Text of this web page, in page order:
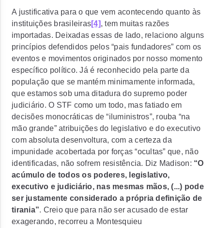
A justificativa para o que vem acontecendo quanto às
instituições brasileiras[4], tem muitas razões
importadas. Deixadas essas de lado, relaciono alguns
princípios defendidos pelos “pais fundadores” com os
eventos e movimentos originados por nosso momento
específico político. Já é reconhecido pela parte da
população que se mantém minimamente informada,
que estamos sob uma ditadura do supremo poder
judiciário. O STF como um todo, mas fatiado em
decisões monocráticas de “iluministros”, rouba “na
mão grande” atribuições do legislativo e do executivo
com absoluta desenvoltura, com a certeza da
impunidade acobertada por forças “ocultas” que, não
identificadas, não sofrem resistência. Diz Madison: “O
acúmulo de todos os poderes, legislativo,
executivo e judiciário, nas mesmas mãos, (...) pode
ser justamente considerado a própria definição de
tirania”. Creio que para não ser acusado de estar
exagerando, recorreu a Montesquieu